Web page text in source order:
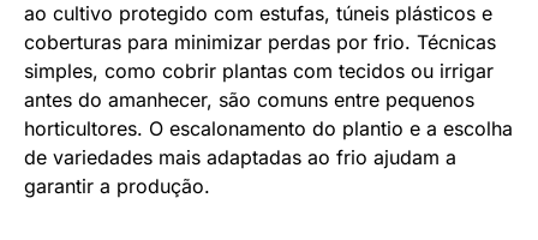
ao cultivo protegido com estufas, túneis plásticos e
coberturas para minimizar perdas por frio. Técnicas
simples, como cobrir plantas com tecidos ou irrigar
antes do amanhecer, são comuns entre pequenos
horticultores. O escalonamento do plantio e a escolha
de variedades mais adaptadas ao frio ajudam a
garantir a produção.